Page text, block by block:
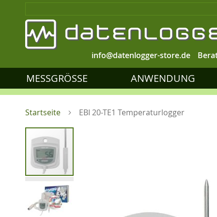
info@datenlogger-store.de
MESSGRÖSSE ANWENDUNG
Startseite EBI 20-TE1 Temperaturlogger
Zum
Ende
der
Bildgalerie
springen